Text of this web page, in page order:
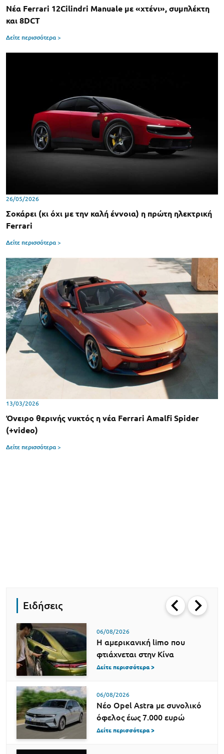
Νέα Ferrari 12Cilindri Manuale με «χτένι», συμπλέκτη
και 8DCT
Δείτε περισσότερα >
26/05/2026
Σοκάρει (κι όχι με την καλή έννοια) η πρώτη ηλεκτρική
Ferrari
Δείτε περισσότερα >
13/03/2026
Όνειρο θερινής νυκτός η νέα Ferrari Amalfi Spider
(+video)
Δείτε περισσότερα >
Ειδήσεις
06/08/2026
Η αμερικανική limo που
φτιάχνεται στην Κίνα
Δείτε περισσότερα >
06/08/2026
Νέο Opel Astra με συνολικό
όφελος έως 7.000 ευρώ
Δείτε περισσότερα >